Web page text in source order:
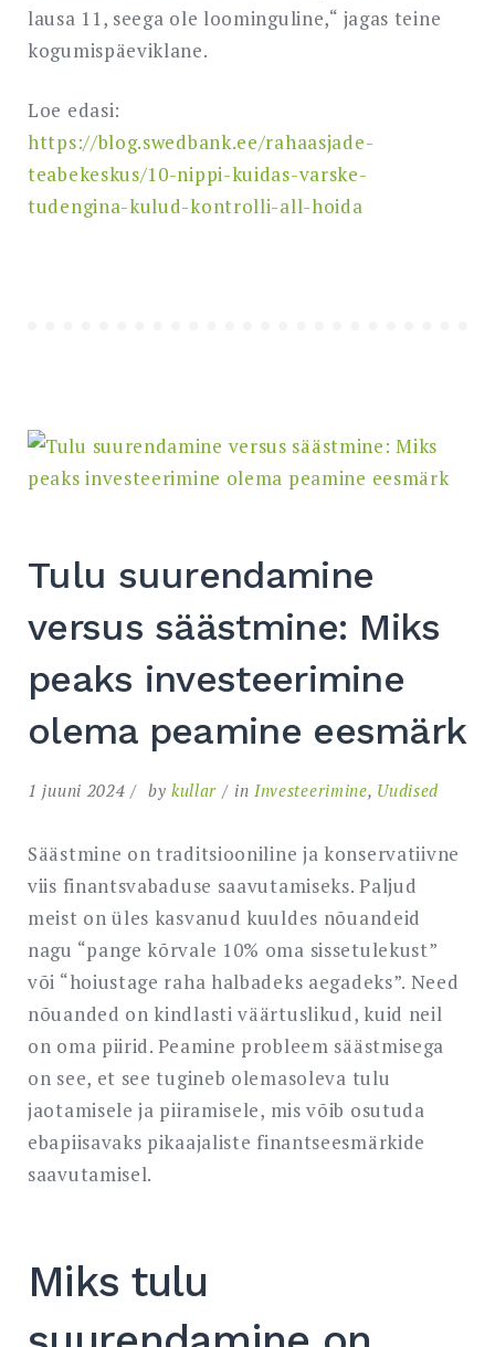
lausa 11, seega ole loominguline,“ jagas teine
kogumispäeviklane.
Loe edasi:
https://blog.swedbank.ee/rahaasjade-
teabekeskus/10-nippi-kuidas-varske-
tudengina-kulud-kontrolli-all-hoida
Tulu suurendamine
versus säästmine: Miks
peaks investeerimine
olema peamine eesmärk
1 juuni 2024 by kullar in Investeerimine, Uudised
Säästmine on traditsiooniline ja konservatiivne
viis finantsvabaduse saavutamiseks. Paljud
meist on üles kasvanud kuuldes nõuandeid
nagu “pange kõrvale 10% oma sissetulekust”
või “hoiustage raha halbadeks aegadeks”. Need
nõuanded on kindlasti väärtuslikud, kuid neil
on oma piirid. Peamine probleem säästmisega
on see, et see tugineb olemasoleva tulu
jaotamisele ja piiramisele, mis võib osutuda
ebapiisavaks pikaajaliste finantseesmärkide
saavutamisel.
Miks tulu